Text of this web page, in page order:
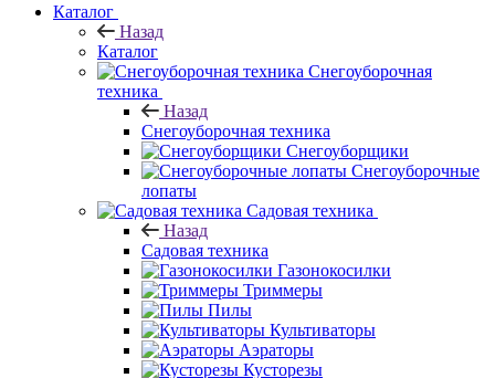
Каталог
Назад
Каталог
Снегоуборочная
техника
Назад
Снегоуборочная техника
Снегоуборщики
Снегоуборочные
лопаты
Садовая техника
Назад
Садовая техника
Газонокосилки
Триммеры
Пилы
Культиваторы
Аэраторы
Кусторезы